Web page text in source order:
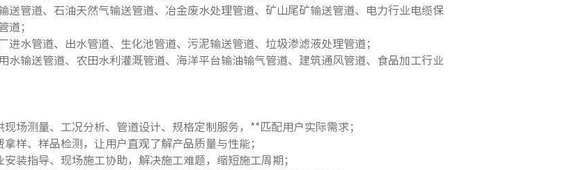
送管道、石油天然气输送管道、冶金废水处理管道、矿山尾矿输送管道、电力行业电缆保
道；
进水管道、出水管道、生化池管道、污泥输送管道、垃圾渗滤液处理管道；
水输送管道、农田水利灌溉管道、海洋平台输油输气管道、建筑通风管道、食品加工行业
现场测量、工况分析、管道设计、规格定制服务，**匹配用户实际需求；
样、样品检测，让用户直观了解产品质量与性能；
装指导、现场施工协助，解决施工难题，缩短施工周期；